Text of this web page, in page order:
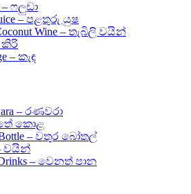
– ෆලුඩා
– පළතුරු යුෂ
Wine – තැබිලි වයින්
කිරි
– කැඳ
– රණවරා
තේ කොළ
Bottle – වතුර බෝතල්
වයින්
– වෙනත් පාන